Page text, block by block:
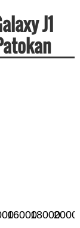
J1
1600018000